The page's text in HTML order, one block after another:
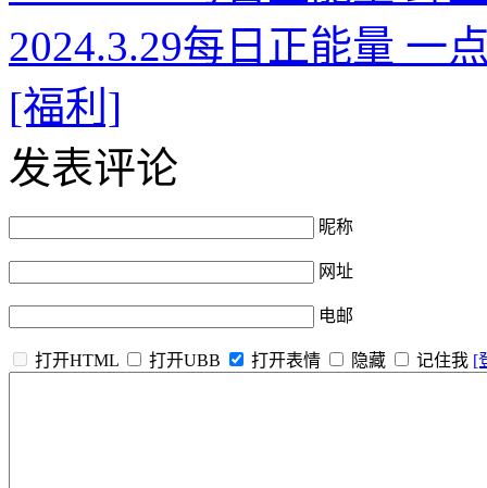
2024.3.29每日正能量 一
[福利]
发表评论
昵称
网址
电邮
打开HTML 打开UBB 打开表情 隐藏 记住我 [